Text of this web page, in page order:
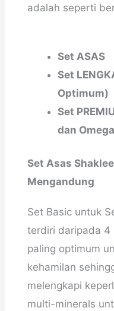
adalah seperti
Set ASAS
Set
Optimum)
Set
dan
Set Asas
Mengandung
Set Basic untuk
terdiri daripada 4
paling optimum
kehamilan
melengkapi
multi-minerals